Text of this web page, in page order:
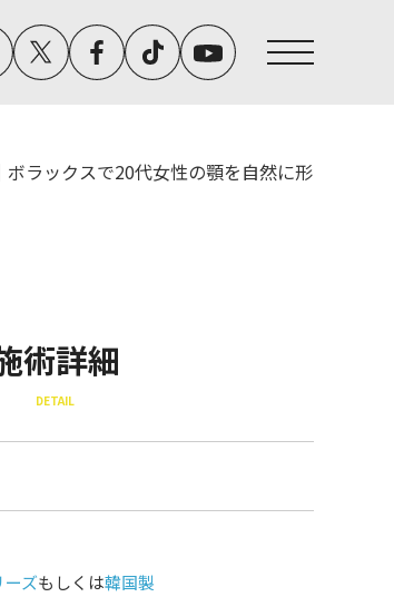
ラックスで20代女性の顎を自然に形
術詳細
DETAIL
ズもしくは韓国製